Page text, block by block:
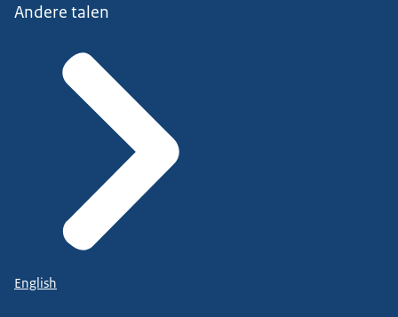
Andere talen
English